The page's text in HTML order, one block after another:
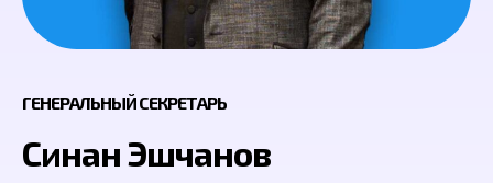
ГЕНЕРАЛЬНЫЙ СЕКРЕТАРЬ
Синан Эшчанов